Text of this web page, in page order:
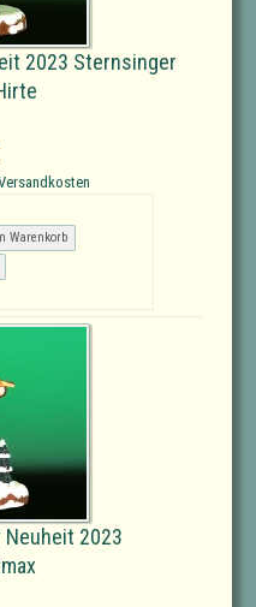
2023 Sternsinger
Warenkorb
2023